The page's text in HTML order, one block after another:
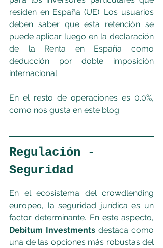
residen en España (UE). Los usuarios
deben saber que esta retención se
puede aplicar luego en la declaración
de la Renta en España como
deducción por doble imposición
internacional.
En el resto de operaciones es 0.0%,
como nos gusta en este blog.
Regulación -
Seguridad
En el ecosistema del crowdlending
europeo, la seguridad jurídica es un
Debitum Investments destaca como
una de las opciones más robustas del